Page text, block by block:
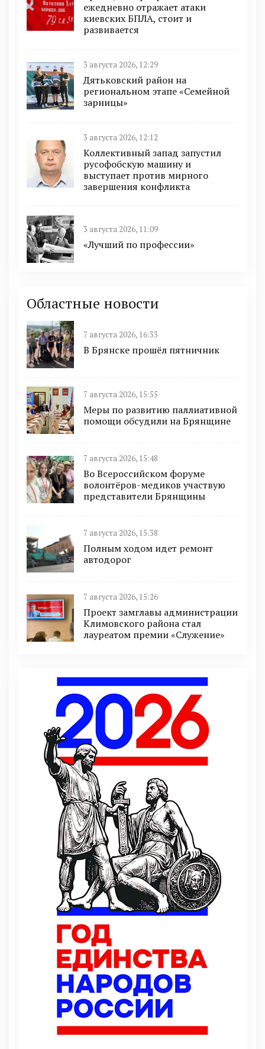
ежедневно отражает атаки
киевских БПЛА, стоит и
развивается
3 августа 2026, 12:29
Дятьковский район на
региональном этапе «Семейной
зарницы»
3 августа 2026, 12:12
Коллективный запад запустил
русофобскую машину и
выступает против мирного
завершения конфликта
3 августа 2026, 11:09
«Лучший по профессии»
Областные новости
7 августа 2026, 16:33
В Брянске прошёл пятничник
7 августа 2026, 15:55
Меры по развитию паллиативной
помощи обсудили на Брянщине
7 августа 2026, 15:48
Во Всероссийском форуме
волонтёров-медиков участвую
представители Брянщины
7 августа 2026, 15:38
Полным ходом идет ремонт
автодорог
7 августа 2026, 15:26
Проект замглавы администрации
Климовского района стал
лауреатом премии «Служение»